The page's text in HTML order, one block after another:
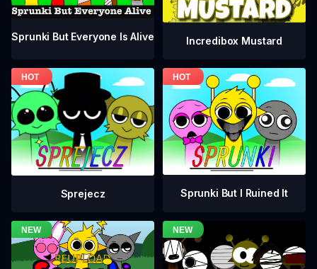
Sprunki But Everyone Is Alive Incredibox Mustard
Sprejecz Sprunki But I Ruined It